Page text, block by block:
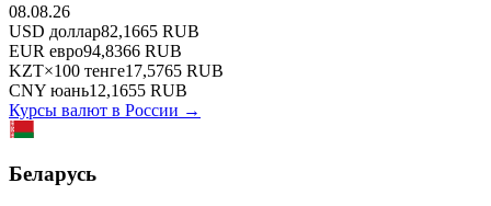
08.08.26
USD доллар82,1665 RUB
EUR евро94,8366 RUB
KZT×100 тенге17,5765 RUB
CNY юань12,1655 RUB
Курсы валют в России →
Беларусь